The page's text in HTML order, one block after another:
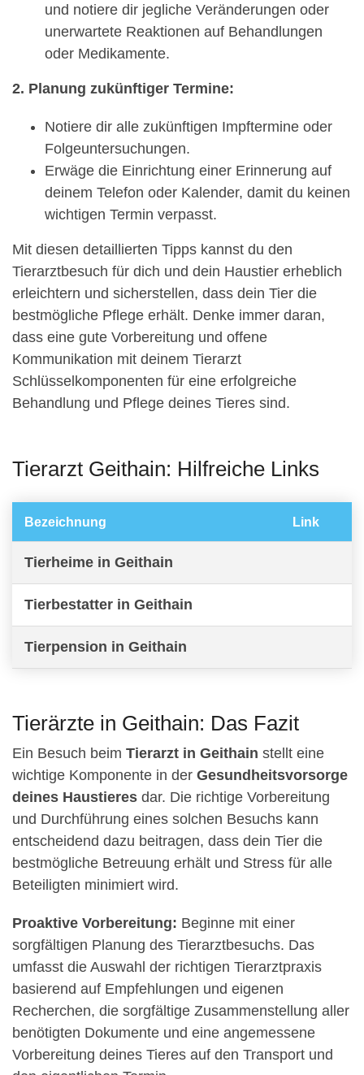
und notiere dir jegliche Veränderungen oder
unerwartete Reaktionen auf Behandlungen
oder Medikamente.
2. Planung zukünftiger Termine:
Notiere dir alle zukünftigen Impftermine oder
Folgeuntersuchungen.
Erwäge die Einrichtung einer Erinnerung auf
deinem Telefon oder Kalender, damit du keinen
wichtigen Termin verpasst.
Mit diesen detaillierten Tipps kannst du den
Tierarztbesuch für dich und dein Haustier erheblich
erleichtern und sicherstellen, dass dein Tier die
bestmögliche Pflege erhält. Denke immer daran,
dass eine gute Vorbereitung und offene
Kommunikation mit deinem Tierarzt
Schlüsselkomponenten für eine erfolgreiche
Behandlung und Pflege deines Tieres sind.
Tierarzt Geithain: Hilfreiche Links
Bezeichnung Link
Tierheime in Geithain
Tierbestatter in Geithain
Tierpension in Geithain
Tierärzte in Geithain: Das Fazit
Ein Besuch beim Tierarzt in Geithain stellt eine
wichtige Komponente in der Gesundheitsvorsorge
deines Haustieres dar. Die richtige Vorbereitung
und Durchführung eines solchen Besuchs kann
entscheidend dazu beitragen, dass dein Tier die
bestmögliche Betreuung erhält und Stress für alle
Beteiligten minimiert wird.
Proaktive Vorbereitung: Beginne mit einer
sorgfältigen Planung des Tierarztbesuchs. Das
umfasst die Auswahl der richtigen Tierarztpraxis
basierend auf Empfehlungen und eigenen
Recherchen, die sorgfältige Zusammenstellung aller
benötigten Dokumente und eine angemessene
Vorbereitung deines Tieres auf den Transport und